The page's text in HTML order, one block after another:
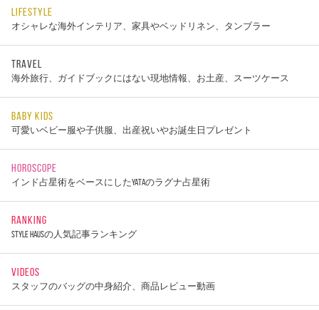
LIFESTYLE
オシャレな海外インテリア、家具やベッドリネン、タンブラー
TRAVEL
海外旅行、ガイドブックにはない現地情報、お土産、スーツケース
BABY KIDS
可愛いベビー服や子供服、出産祝いやお誕生日プレゼント
HOROSCOPE
インド占星術をベースにしたYATAのラグナ占星術
RANKING
STYLE HAUSの人気記事ランキング
VIDEOS
スタッフのバッグの中身紹介、商品レビュー動画